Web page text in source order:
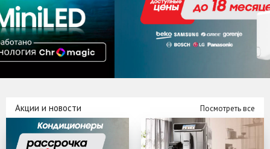
Акции и новости Посмотреть все